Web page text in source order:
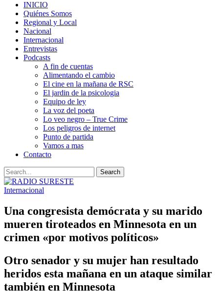
INICIO
Quiénes Somos
Regional y Local
Nacional
Internacional
Entrevistas
Podcasts
A fin de cuentas
Alimentando el cambio
El cine en la mañana de RSC
El jardin de la psicologia
Equipo de ley
La voz del poeta
Lo veo negro – True Crime
Los peligros de internet
Punto de partida
Vamos a mas
Contacto
Internacional
Una congresista demócrata y su marido
mueren tiroteados en Minnesota en un
crimen «por motivos políticos»
Otro senador y su mujer han resultado
heridos esta mañana en un ataque similar
también en Minnesota